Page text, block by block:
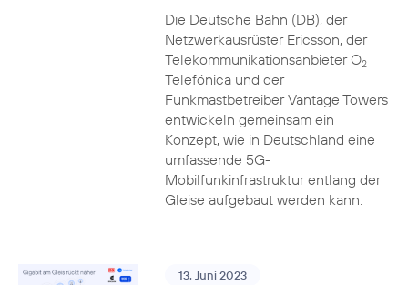
Die Deutsche Bahn (DB), der
Netzwerkausrüster Ericsson, der
Telekommunikationsanbieter O2
Telefónica und der
Funkmastbetreiber Vantage Towers
entwickeln gemeinsam ein
Konzept, wie in Deutschland eine
umfassende 5G-
Mobilfunkinfrastruktur entlang der
Gleise aufgebaut werden kann.
13. Juni 2023